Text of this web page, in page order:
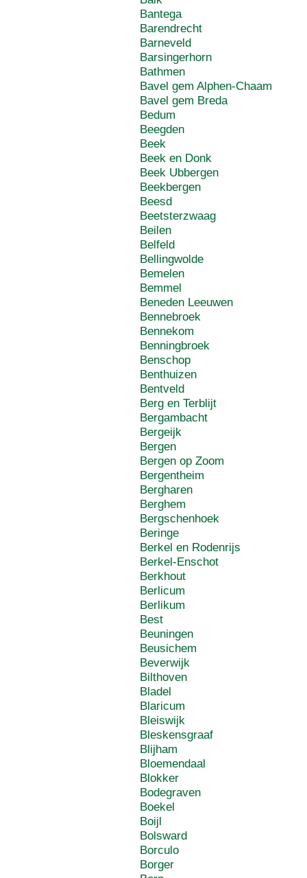
Bantega
Barendrecht
Barneveld
Barsingerhorn
Bathmen
Bavel gem Alphen-Chaam
Bavel gem Breda
Bedum
Beegden
Beek
Beek en Donk
Beek Ubbergen
Beekbergen
Beesd
Beetsterzwaag
Beilen
Belfeld
Bellingwolde
Bemelen
Bemmel
Beneden Leeuwen
Bennebroek
Bennekom
Benningbroek
Benschop
Benthuizen
Bentveld
Berg en Terblijt
Bergambacht
Bergeijk
Bergen
Bergen op Zoom
Bergentheim
Bergharen
Berghem
Bergschenhoek
Beringe
Berkel en Rodenrijs
Berkel-Enschot
Berkhout
Berlicum
Berlikum
Best
Beuningen
Beusichem
Beverwijk
Bilthoven
Bladel
Blaricum
Bleiswijk
Bleskensgraaf
Blijham
Bloemendaal
Blokker
Bodegraven
Boekel
Boijl
Bolsward
Borculo
Borger